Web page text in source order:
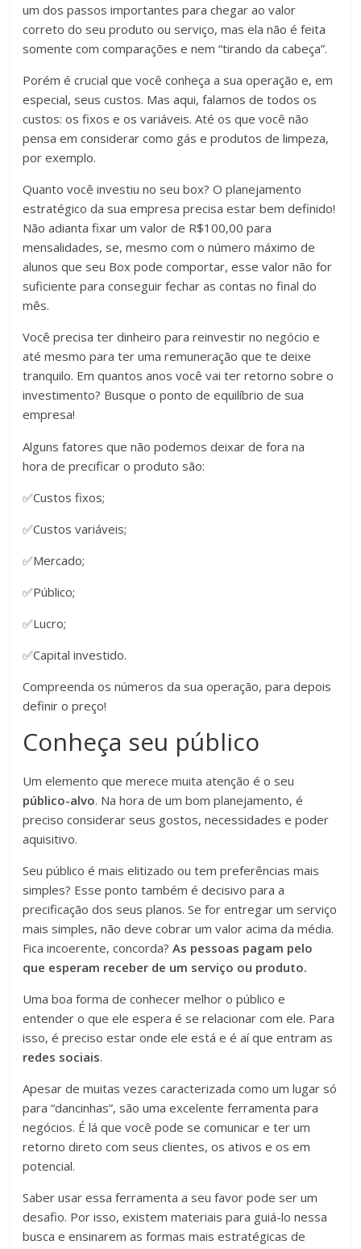
um dos passos importantes para chegar ao valor
correto do seu produto ou serviço, mas ela não é feita
somente com comparações e nem “tirando da cabeça”.
Porém é crucial que você conheça a sua operação e, em
especial, seus custos. Mas aqui, falamos de todos os
custos: os fixos e os variáveis. Até os que você não
pensa em considerar como gás e produtos de limpeza,
por exemplo.
Quanto você investiu no seu box? O planejamento
estratégico da sua empresa precisa estar bem definido!
Não adianta fixar um valor de R$100,00 para
mensalidades, se, mesmo com o número máximo de
alunos que seu Box pode comportar, esse valor não for
suficiente para conseguir fechar as contas no final do
mês.
Você precisa ter dinheiro para reinvestir no negócio e
até mesmo para ter uma remuneração que te deixe
tranquilo. Em quantos anos você vai ter retorno sobre o
investimento? Busque o ponto de equilíbrio de sua
empresa!
Alguns fatores que não podemos deixar de fora na
hora de precificar o produto são:
✅Custos fixos;
✅Custos variáveis;
✅Mercado;
✅Público;
✅Lucro;
✅Capital investido.
Compreenda os números da sua operação, para depois
definir o preço!
Conheça seu público
Um elemento que merece muita atenção é o seu
público-alvo. Na hora de um bom planejamento, é
preciso considerar seus gostos, necessidades e poder
aquisitivo.
Seu público é mais elitizado ou tem preferências mais
simples? Esse ponto também é decisivo para a
precificação dos seus planos. Se for entregar um serviço
mais simples, não deve cobrar um valor acima da média.
Fica incoerente, concorda?As pessoas pagam pelo
que esperam receber de um serviço ou produto.
Uma boa forma de conhecer melhor o público e
entender o que ele espera é se relacionar com ele. Para
isso, é preciso estar onde ele está e é aí que entram as
redes sociais.
Apesar de muitas vezes caracterizada como um lugar só
para “dancinhas”, são uma excelente ferramenta para
negócios. É lá que você pode se comunicar e ter um
retorno direto com seus clientes, os ativos e os em
potencial.
Saber usar essa ferramenta a seu favor pode ser um
desafio. Por isso, existem materiais para guiá-lo nessa
busca e ensinarem as formas mais estratégicas de